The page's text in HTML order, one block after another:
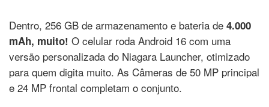
Dentro, 256 GB de armazenamento e bateria de 4.000
mAh, muito! O celular roda Android 16 com uma
versão personalizada do Niagara Launcher, otimizado
para quem digita muito. As Câmeras de 50 MP principal
e 24 MP frontal completam o conjunto.